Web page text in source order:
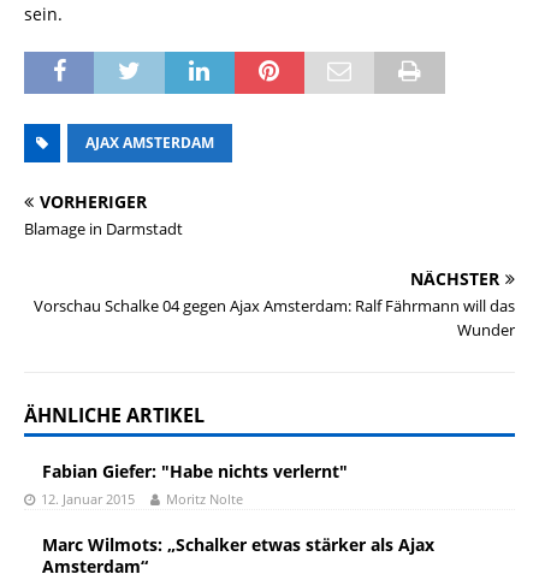
sein.
AJAX AMSTERDAM
VORHERIGER
Blamage in Darmstadt
NÄCHSTER
Vorschau Schalke 04 gegen Ajax Amsterdam: Ralf Fährmann will das
Wunder
ÄHNLICHE ARTIKEL
Fabian Giefer: "Habe nichts verlernt"
12. Januar 2015 Moritz Nolte
Marc Wilmots: „Schalker etwas stärker als Ajax
Amsterdam“